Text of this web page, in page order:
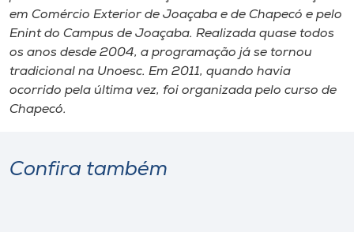
em Comércio Exterior de Joaçaba e de Chapecó e pelo
Enint do Campus de Joaçaba. Realizada quase todos
os anos desde 2004, a programação já se tornou
tradicional na Unoesc. Em 2011, quando havia
ocorrido pela última vez, foi organizada pelo curso de
Chapecó.
Confira também